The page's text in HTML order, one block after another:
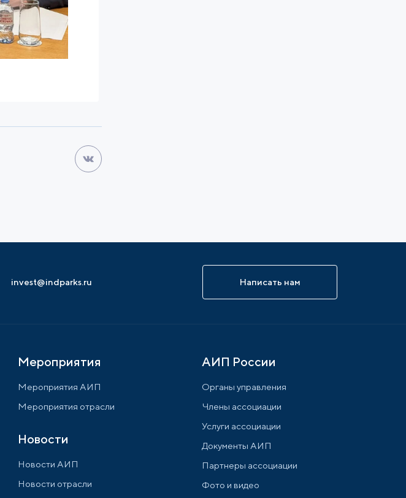
invest@indparks.ru Написать нам
Мероприятия
Мероприятия АИП
Мероприятия отрасли
Новости
Новости АИП
Новости отрасли
АИП России
Органы управления
Члены ассоциации
Услуги ассоциации
Документы АИП
Партнеры ассоциации
Фото и видео